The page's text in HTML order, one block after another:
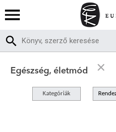
Egészség, életmód
Kategóriák